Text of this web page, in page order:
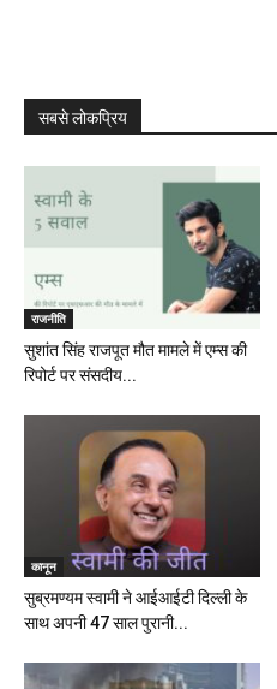
सबसे लोकप्रिय
राजनीति
सुशांत सिंह राजपूत मौत मामले में एम्स की
रिपोर्ट पर संसदीय...
कानून
सुब्रमण्यम स्वामी ने आईआईटी दिल्ली के
साथ अपनी 47 साल पुरानी...